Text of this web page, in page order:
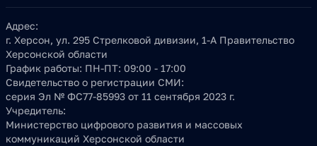
Адрес:
г. Херсон, ул. 295 Стрелковой дивизии, 1-А Правительство
Херсонской области
График работы: ПН-ПТ: 09:00 - 17:00
Свидетельство о регистрации СМИ:
серия Эл № ФС77-85993 от 11 сентября 2023 г.
Учредитель:
Министерство цифрового развития и массовых
коммуникаций Херсонской области